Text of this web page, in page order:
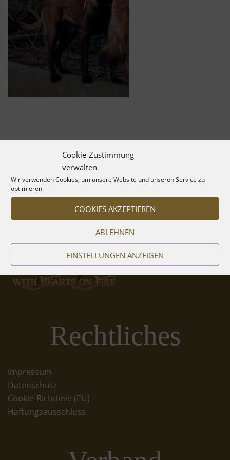
Cookie-Zustimmung
verwalten
Wir verwenden Cookies, um unsere Website und unseren Service zu
optimieren.
COOKIES AKZEPTIEREN
ABLEHNEN
EINSTELLUNGEN ANZEIGEN
Rechtliches
Impressum
Datenschutz
Cookie-Richtlinie (EU)
Haftungsausschluss